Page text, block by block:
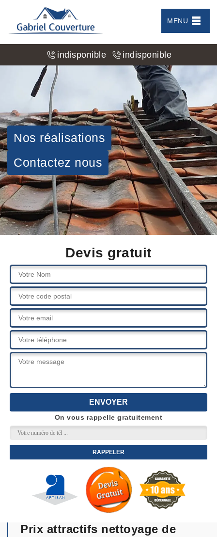
MENU
indisponible indisponible
Nos réalisations
Contactez nous
Devis gratuit
On vous rappelle gratuitement
Prix attractifs nettoyage de